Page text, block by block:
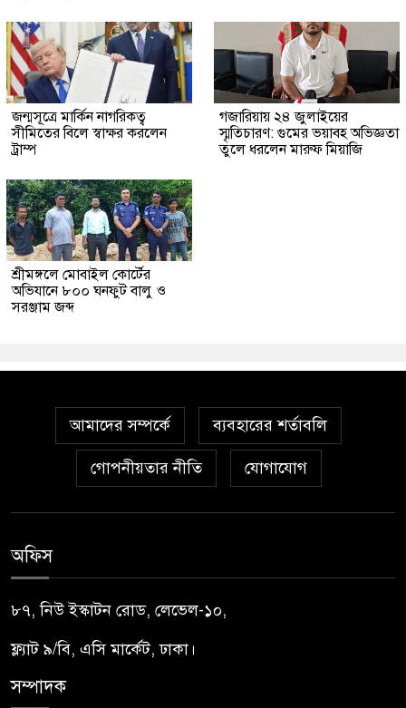
জন্মসূত্রে মার্কিন নাগরিকত্ব
সীমিতের বিলে স্বাক্ষর করলেন
ট্রাম্প
গজারিয়ায় ২৪ জুলাইয়ের
স্মৃতিচারণ: গুমের ভয়াবহ অভিজ্ঞতা
তুলে ধরলেন মারুফ মিয়াজি
শ্রীমঙ্গলে মোবাইল কোর্টের
অভিযানে ৮০০ ঘনফুট বালু ও
সরঞ্জাম জব্দ
আমাদের সম্পর্কে ব্যবহারের শর্তাবলি
গোপনীয়তার নীতি যোগাযোগ
অফিস
৮৭, নিউ ইস্কাটন রোড, লেভেল-১০,
ফ্ল্যাট ৯/বি, এসি মার্কেট, ঢাকা।
সম্পাদক